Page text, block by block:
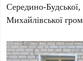
Середино-
Михайлівської